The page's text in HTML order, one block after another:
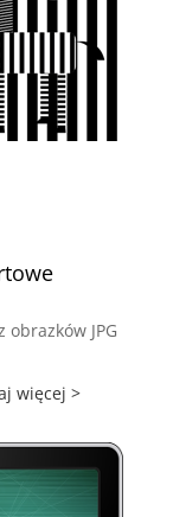
JPG
więcej >